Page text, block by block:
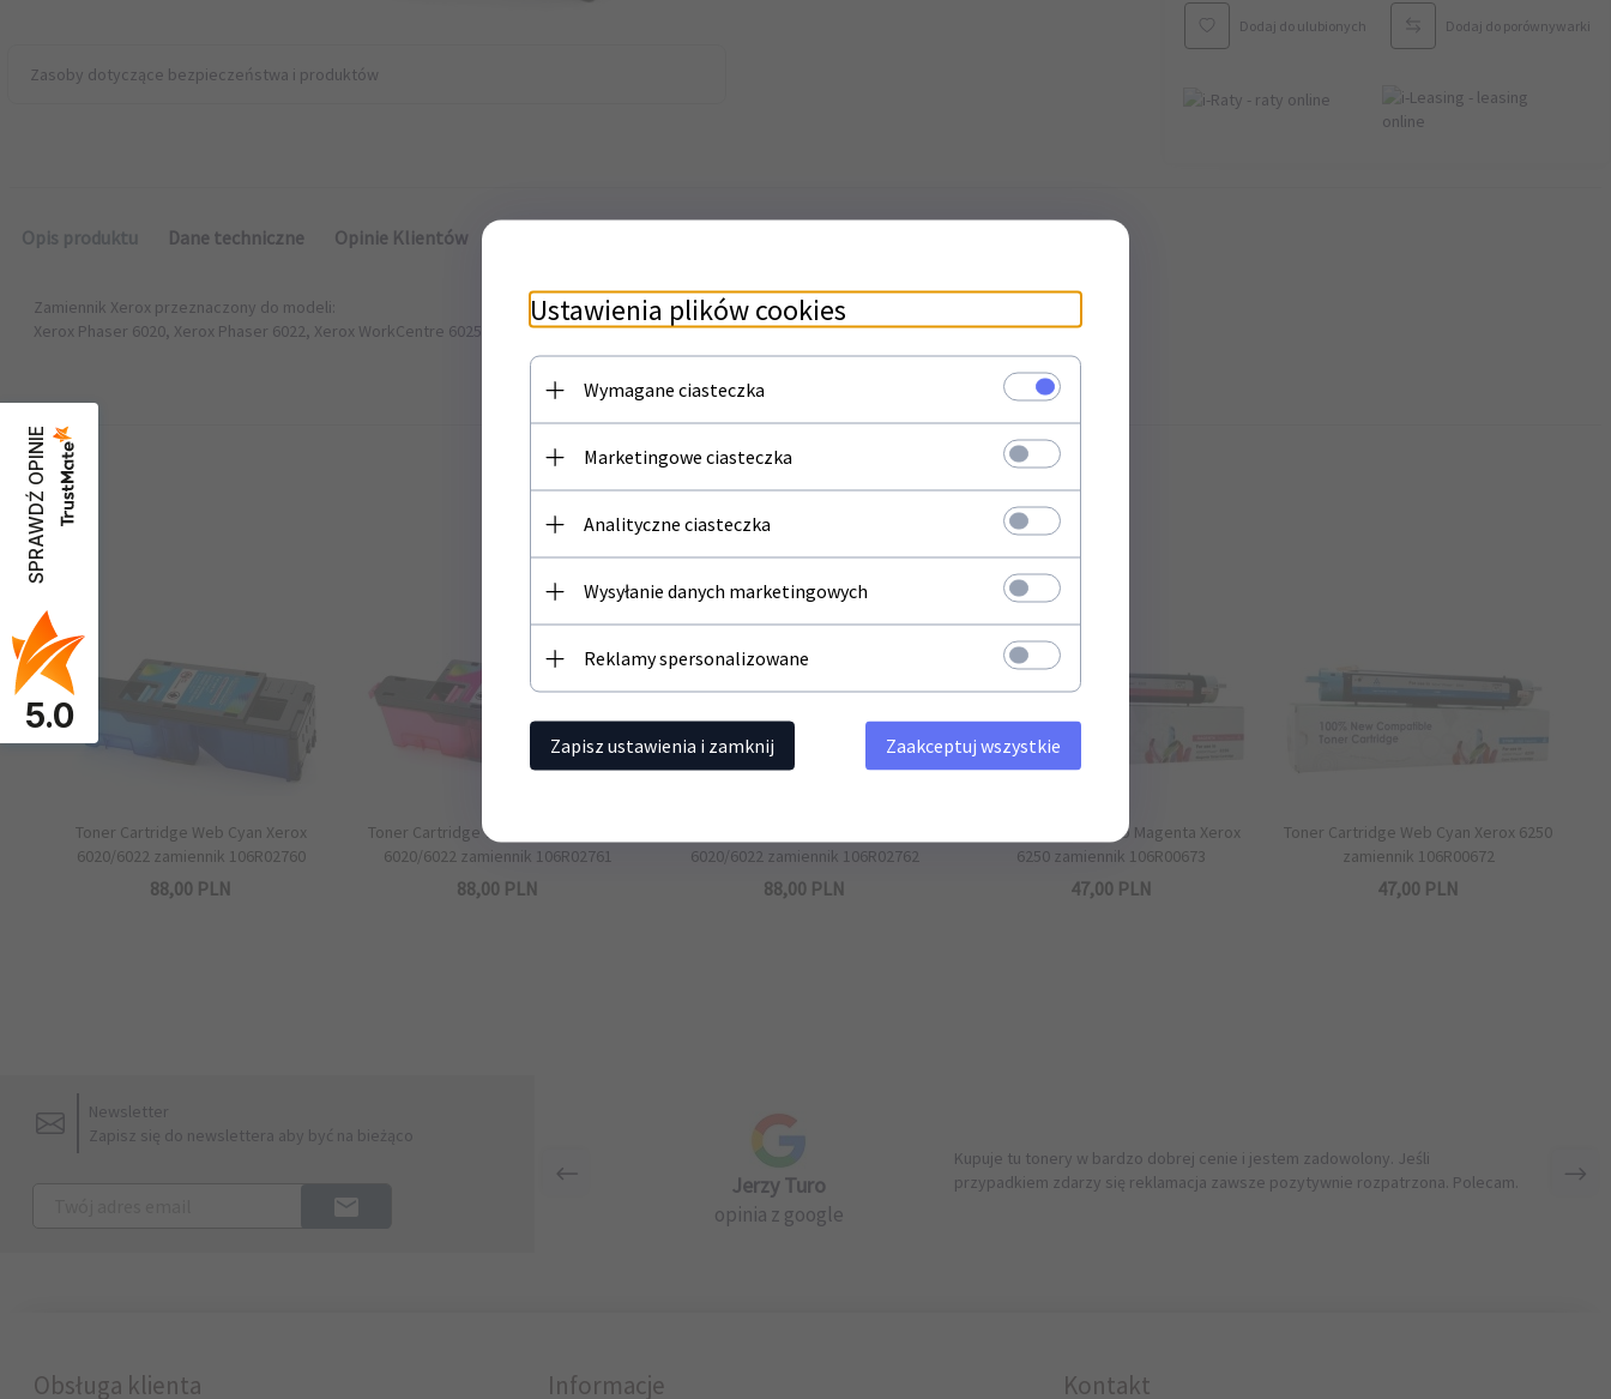
Zasoby dotyczące bezpieczeństwa i produktów
Dodaj do ulubionych Dodaj do porównywarki
Opis produktu Dane techniczne Opinie Klientów
Zamiennik Xerox przeznaczony do modeli:
Xerox Phaser 6020, Xerox Phaser 6022, Xerox WorkCentre 6025, Xerox WorkCentre 6027.
Kolor:
Rodzaj:
Polecamy
Toner Cartridge Web Cyan Xerox
6020/6022 zamiennik 106R02760
88,00 PLN
Toner Cartridge Web Magenta Xerox
6020/6022 zamiennik 106R02761
88,00 PLN
6020/6022 zamiennik 106R02762
88,00 PLN
Toner Cartridge Web Magenta Xerox
6250 zamiennik 106R00673
47,00 PLN
Toner Cartridge Web Cyan Xerox 6250
zamiennik 106R00672
47,00 PLN
Newsletter
Zapisz się do newslettera aby być na bieżąco
Jerzy Turo
opinia z google
Kupuje tu tonery w bardzo dobrej cenie i jestem zadowolony. Jeśli
przypadkiem zdarzy się reklamacja zawsze pozytywnie rozpatrzona. Polecam.
Obsługa klienta Informacje Kontakt
SPRAWDŹ OPINIE
5.0
Ustawienia plików cookies
Wymagane ciasteczka
Marketingowe ciasteczka
Analityczne ciasteczka
Wysyłanie danych marketingowych
Reklamy spersonalizowane
Zapisz ustawienia i zamknij Zaakceptuj wszystkie
Newsletter
Zapisz się do newslettera i bądź na bieżąco z naszą ofertą
Twój adres email